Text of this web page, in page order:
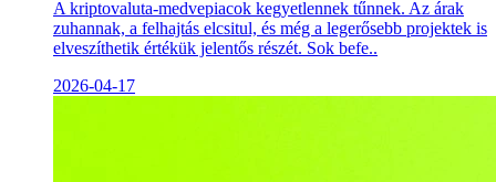
A kriptovaluta-medvepiacok kegyetlennek tűnnek. Az árak
zuhannak, a felhajtás elcsitul, és még a legerősebb projektek is
elveszíthetik értékük jelentős részét. Sok befe..
2026-04-17